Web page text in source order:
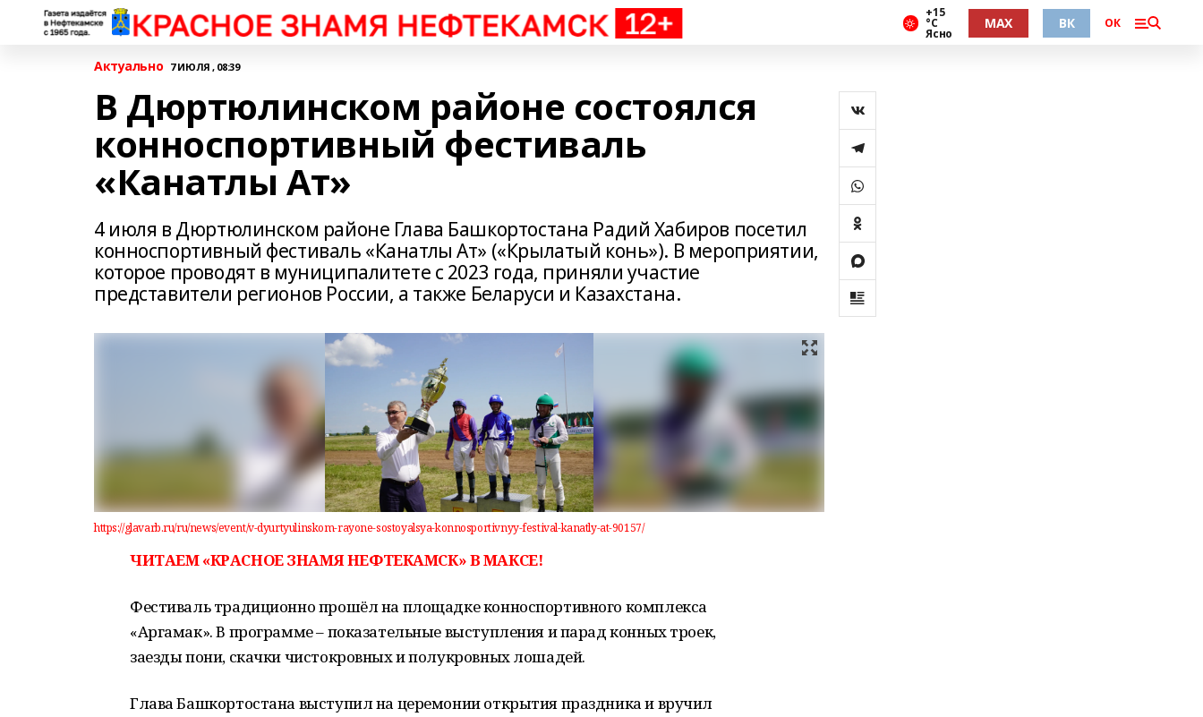
+15
°С
Ясно
MAX ВК ОК
Актуально 7 ИЮЛЯ , 08:39
В Дюртюлинском районе состоялся
конноспортивный фестиваль
«Канатлы Ат»
4 июля в Дюртюлинском районе Глава Башкортостана Радий Хабиров посетил
конноспортивный фестиваль «Канатлы Ат» («Крылатый конь»). В мероприятии,
которое проводят в муниципалитете с 2023 года, приняли участие
представители регионов России, а также Беларуси и Казахстана.
https://glavarb.ru/ru/news/event/v-dyurtyulinskom-rayone-sostoyalsya-konnosportivnyy-festival-kanatly-at-90157/
ЧИТАЕМ «КРАСНОЕ ЗНАМЯ НЕФТЕКАМСК» В МАКСЕ!
Фестиваль традиционно прошёл на площадке конноспортивного комплекса
«Аргамак». В программе – показательные выступления и парад конных троек,
заезды пони, скачки чистокровных и полукровных лошадей.
Глава Башкортостана выступил на церемонии открытия праздника и вручил